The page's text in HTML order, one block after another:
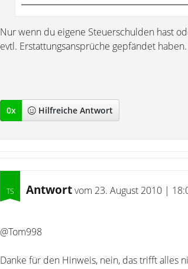
Nur wenn du eigene Steuerschulden hast
evtl. Erstattungsansprüche gepfändet haben.
0x Hilfreiche Antwort
Antwortvom 23. August 2010 |
@Tom998
Danke für den Hinweis, nein, das trifft alles